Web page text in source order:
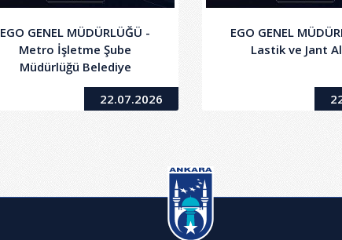
EGO GENEL MÜDÜRLÜĞÜ -
Metro İşletme Şube
Müdürlüğü Belediye
İstasyonunda Bulunan
2750/1375-1375 kVA Kuru
22.07.2026
EGO GENEL
Lastik ve Jant